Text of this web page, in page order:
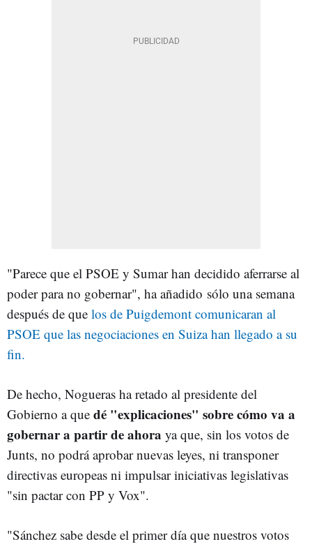
"Parece que el PSOE y Sumar han decidido aferrarse al
poder para no gobernar", ha añadido sólo una semana
después de que los de Puigdemont comunicaran al
PSOE que las negociaciones en Suiza han llegado a su
fin.
De hecho, Nogueras ha retado al presidente del
Gobierno a que dé "explicaciones" sobre cómo va a
gobernar a partir de ahora ya que, sin los votos de
Junts, no podrá aprobar nuevas leyes, ni transponer
directivas europeas ni impulsar iniciativas legislativas
"sin pactar con PP y Vox".
"Sánchez sabe desde el primer día que nuestros votos